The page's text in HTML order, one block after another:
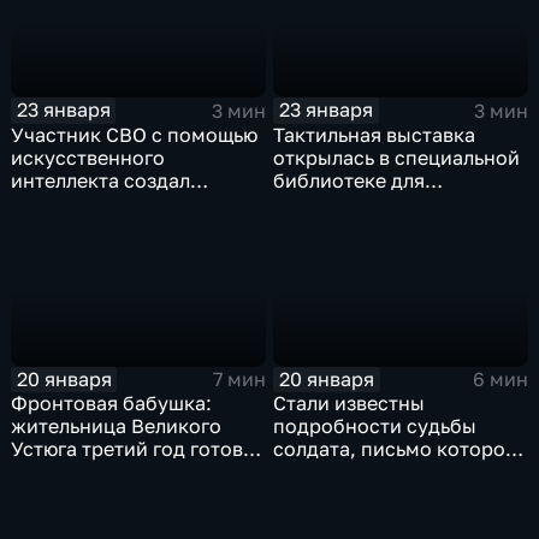
23 января
3 мин
Участник СВО с помощью
искусственного
интеллекта создал
23 января
3 мин
Тактильная выставка
открылась в специальной
библиотеке для
20 января
7 мин
Фронтовая бабушка:
жительница Великого
Устюга третий год готовит
20 января
6 мин
Стали известны
подробности судьбы
солдата, письмо которого